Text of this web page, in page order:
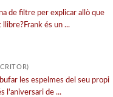
de filtre per explicar allò que
és un ...
les espelmes del seu propi
l'aniversari de ...